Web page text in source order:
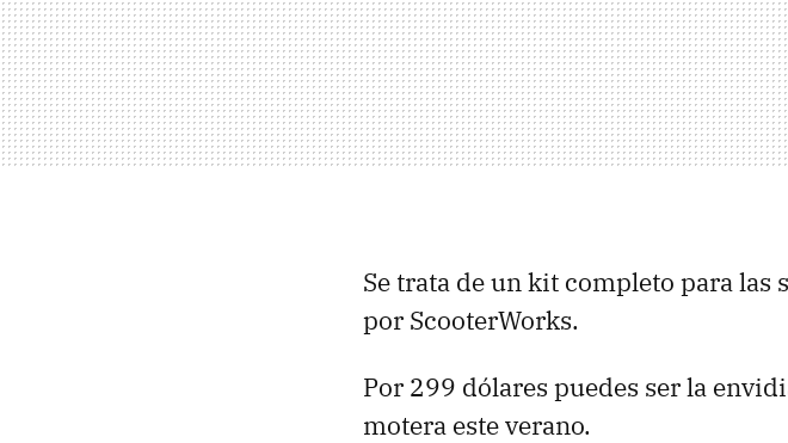
Se trata de un kit completo para las
por ScooterWorks.
Por 299 dólares puedes ser la
motera este verano.